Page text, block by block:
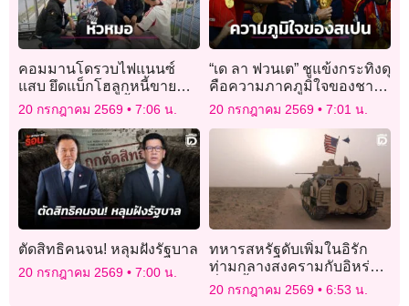
คอมมานโดรวบไฟแนนซ์
แสบ ยึดแบ็กโฮลูกหนี้ขาย
นายทุน อ้างจอดทิ้งไว้นาน
20 กรกฎาคม 2569 7:06 น.
“เด ลา ฟวนเต” ชูแข้งกระทิงดุ
คือความภาคภูมิใจของชาว
สเปน
20 กรกฎาคม 2569 7:01 น.
ตัดสิทธิคนจน! หลุมฝังรัฐบาล
20 กรกฎาคม 2569 7:00 น.
ทหารสหรัฐดับเพิ่มในอิรัก
ท่ามกลางสงครามกับอิหร่าน
ที่ยืดเยื้อ
20 กรกฎาคม 2569 6:53 น.